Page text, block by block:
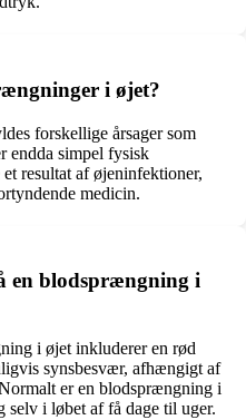
i øjet?
forskellige årsager som
endda simpel fysisk
resultat af øjeninfektioner,
medicin.
en blodsprængning i
i øjet inkluderer en rød
synsbesvær, afhængigt af
er en blodsprængning i
selv i løbet af få dage til uger.